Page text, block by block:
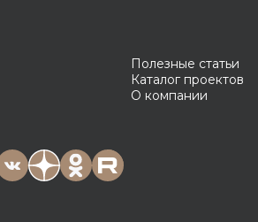
Полезные статьи
Каталог проектов
О компании